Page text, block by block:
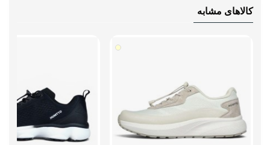
کالاهای مشابه